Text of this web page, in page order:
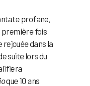
profane,
fois
rejouée dans la
suite lors du
que 10 ans